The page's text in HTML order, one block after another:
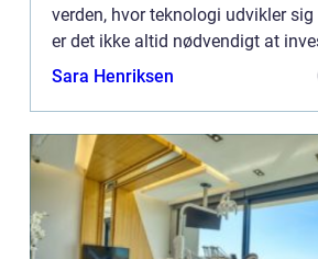
verden, hvor teknologi udvikler
er det ikke altid nødvendigt at
nyeste m...
Sara Henriksen